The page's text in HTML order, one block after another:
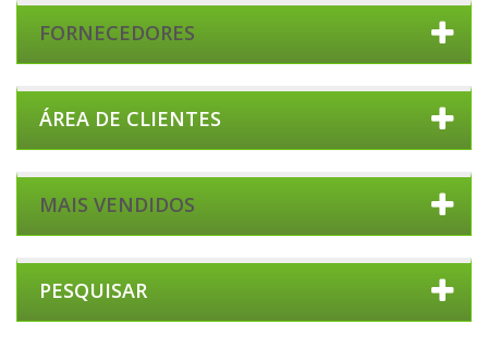
FORNECEDORES
ÁREA DE CLIENTES
MAIS VENDIDOS
PESQUISAR